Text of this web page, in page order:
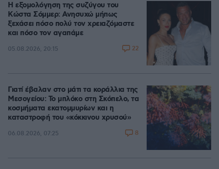
Η εξομολόγηση της συζύγου του
Κώστα Σόμμερ: Ανησυχώ μήπως
ξεχάσει πόσο πολύ τον χρειαζόμαστε
και πόσο τον αγαπάμε
05.08.2026, 20:15 22
Γιατί έβαλαν στο μάτι τα κοράλλια της
Μεσογείου: Το μπλόκο στη Σκόπελο, τα
κοσμήματα εκατομμυρίων και η
καταστροφή του «κόκκινου χρυσού»
06.08.2026, 07:25 8